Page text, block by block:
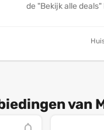
de "Bekijk alle
van